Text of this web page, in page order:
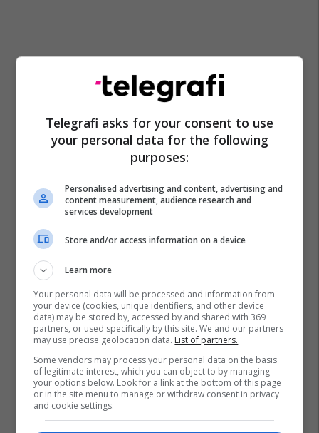
Telegrafi asks for your consent to use
your personal data for the following
purposes:
Personalised advertising and content, advertising and
content measurement, audience research and
services development
Store and/or access information on a device
Learn more
Your personal data will be processed and information from
your device (cookies, unique identifiers, and other device
data) may be stored by, accessed by and shared with 369
partners, or used specifically by this site. We and our partners
may use precise geolocation data. List of partners.
Some vendors may process your personal data on the basis
of legitimate interest, which you can object to by managing
your options below. Look for a link at the bottom of this page
or in the site menu to manage or withdraw consent in privacy
and cookie settings.